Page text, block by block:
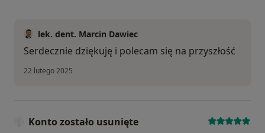
lek. dent. Marcin Dawiec
Serdecznie dziękuję i polecam się na przyszłość
22 lutego 2025
Konto zostało usunięte